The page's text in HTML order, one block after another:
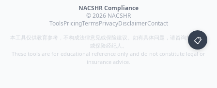
NACSHR Compliance
©2026 NACSHR
ToolsPricingTermsPrivacyDisclaimerContact
本工具仅供教育参考，不构成法律意见或保险建议。如有具体问题，请咨询持牌律师
或保险经纪人。
These tools are for educational reference only and do not constitute legal or
insurance advice.
📋